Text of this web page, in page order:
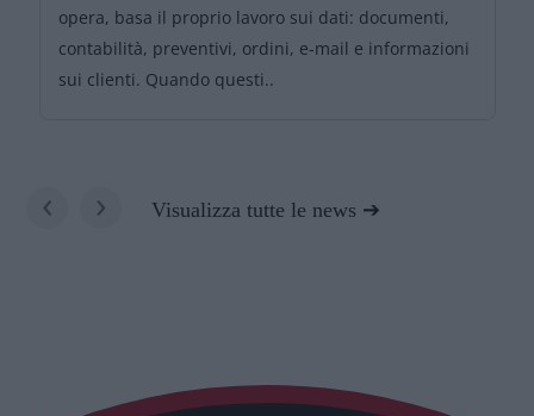
opera, basa il proprio lavoro sui dati: documenti,
contabilità, preventivi, ordini, e-mail e informazioni
sui clienti. Quando questi..
‹ › Visualizza tutte le news